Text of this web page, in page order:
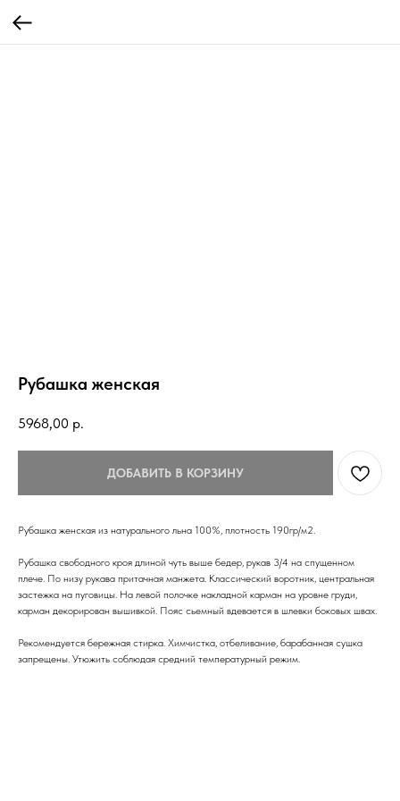
Рубашка женская
5968,00 р.
ДОБАВИТЬ В КОРЗИНУ
Рубашка женская из натурального льна 100%, плотность 190гр/м2.
Рубашка свободного кроя длиной чуть выше бедер, рукав 3/4 на спущенном
плече. По низу рукава притачная манжета. Классический воротник, центральная
застежка на пуговицы. На левой полочке накладной карман на уровне груди,
карман декорирован вышивкой. Пояс сьемный вдевается в шлевки боковых швах.
Рекомендуется бережная стирка. Химчистка, отбеливание, барабанная сушка
запрещены. Утюжить соблюдая средний температурный режим.